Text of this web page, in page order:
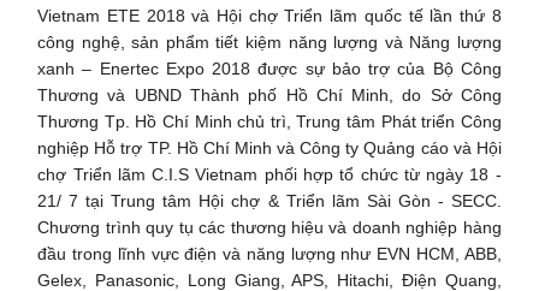
Vietnam ETE 2018 và Hội chợ Triển lãm quốc tế lần thứ 8
công nghệ, sản phẩm tiết kiệm năng lượng và Năng lượng
xanh – Enertec Expo 2018 được sự bảo trợ của Bộ Công
Thương và UBND Thành phố Hồ Chí Minh, do Sở Công
Thương Tp. Hồ Chí Minh chủ trì, Trung tâm Phát triển Công
nghiệp Hỗ trợ TP. Hồ Chí Minh và Công ty Quảng cáo và Hội
chợ Triển lãm C.I.S Vietnam phối hợp tổ chức từ ngày 18 -
21/ 7 tại Trung tâm Hội chợ & Triển lãm Sài Gòn - SECC.
Chương trình quy tụ các thương hiệu và doanh nghiệp hàng
đầu trong lĩnh vực điện và năng lượng như EVN HCM, ABB,
Gelex, Panasonic, Long Giang, APS, Hitachi, Điện Quang,